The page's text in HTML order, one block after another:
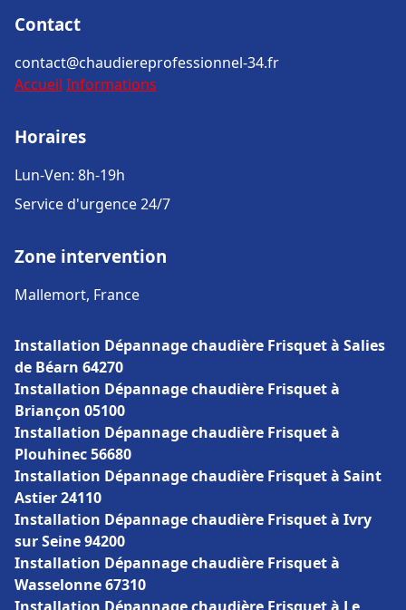
Contact
contact@chaudiereprofessionnel-34.fr
Accueil Informations
Horaires
Lun-Ven: 8h-19h
Service d'urgence 24/7
Zone intervention
Mallemort, France
Installation Dépannage chaudière Frisquet à Salies
de Béarn 64270
Installation Dépannage chaudière Frisquet à
Briançon 05100
Installation Dépannage chaudière Frisquet à
Plouhinec 56680
Installation Dépannage chaudière Frisquet à Saint
Astier 24110
Installation Dépannage chaudière Frisquet à Ivry
sur Seine 94200
Installation Dépannage chaudière Frisquet à
Wasselonne 67310